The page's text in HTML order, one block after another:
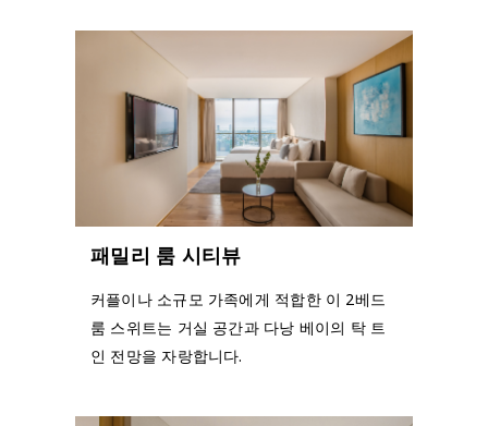
패밀리 룸 시티뷰
커플이나 소규모 가족에게 적합한 이 2베드
룸 스위트는 거실 공간과 다낭 베이의 탁 트
인 전망을 자랑합니다.